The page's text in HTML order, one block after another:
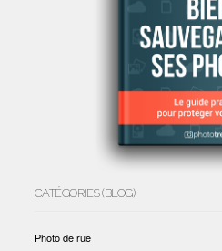
CATÉGORIES (BLOG)
Photo de rue